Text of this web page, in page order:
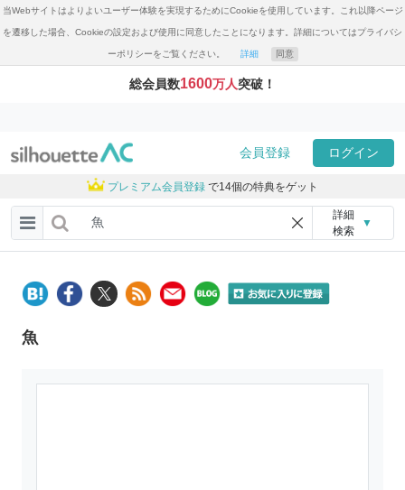
当Webサイトはよりよいユーザー体験を実現するためにCookieを使用しています。これ以降ページ
を遷移した場合、Cookieの設定および使用に同意したことになります。詳細についてはプライバシ
ーポリシーをご覧ください。 詳細 同意
総会員数1600万人突破！
会員登録 ログイン
プレミアム会員登録 で14個の特典をゲット
詳細
検索
▼
魚